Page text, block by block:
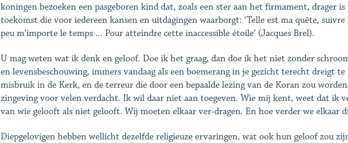
koningen bezoeken een pasgeboren kind dat, zoals een ster aan het firmament, drager
toekomst die voor iedereen kansen en uitdagingen waarborgt: ‘Telle est ma quête,
peu m'importe le temps ... Pour atteindre cette inaccessible étoile’ (Jacques Brel).
U mag weten wat ik denk en geloof. Doe ik het graag, dan doe ik het niet zonder
en levensbeschouwing, immers vandaag als een boemerang in je gezicht terecht dreigt
misbruik in de Kerk, en de terreur die door een bepaalde lezing van de Koran zou
zingeving voor velen verdacht. Ik wil daar niet aan toegeven. Wie mij kent, weet dat ik
van wie gelooft als niet gelooft. Wij moeten elkaar ver-dragen. En hoe verder we elkaar
Diepgelovigen hebben wellicht dezelfde religieuze ervaringen, wat ook hun geloof zou